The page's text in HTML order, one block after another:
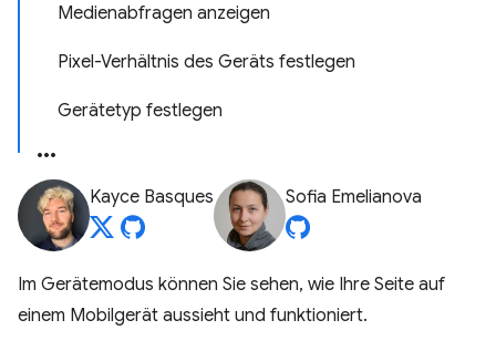
Medienabfragen anzeigen
Pixel-Verhältnis des Geräts festlegen
Gerätetyp festlegen
Kayce Basques Sofia Emelianova
Im Gerätemodus können Sie sehen, wie Ihre Seite auf
einem Mobilgerät aussieht und funktioniert.